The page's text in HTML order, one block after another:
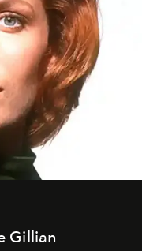
Gillian